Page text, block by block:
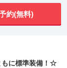
約(無料)
もに標準装備！☆